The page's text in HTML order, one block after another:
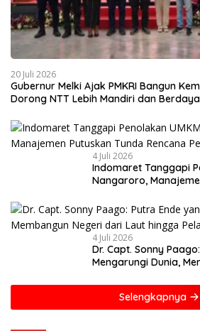
20 Juli 2026
Gubernur Melki Ajak PMKRI Bangun
Dorong NTT Lebih Mandiri dan
4 Juli 2026
Indomaret Tanggapi
Nangaroro,
4 Juli 2026
Dr. Capt. Sonny
Mengarungi Dunia,
Selengkapnya